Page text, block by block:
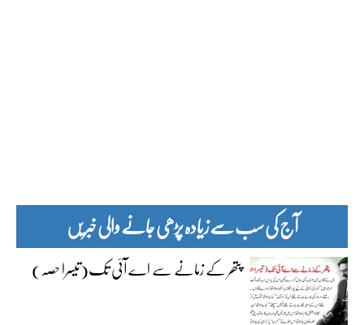
آج کی سب سے زیادہ پڑھی جانے والی خبریں
پتھر کے زمانے سے اے آئی تک(تیسرا حصہ)